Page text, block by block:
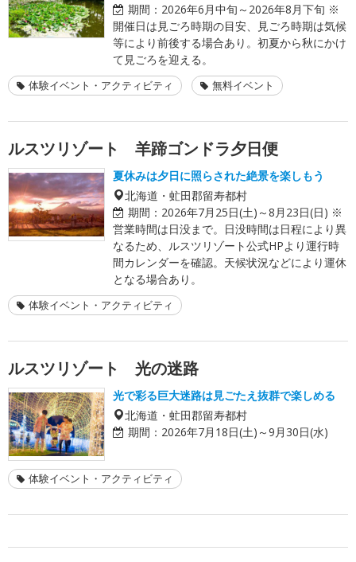
期間： 2026年6月中旬～2026年8月下旬 ※
開催日は見ごろ時期の目安、見ごろ時期は気候
等により前後する場合あり。初夏から秋にかけ
て見ごろを迎える。
体験イベント・アクティビティ 無料イベント
ルスツリゾート 羊蹄ゴンドラ夕日便
夏休みは夕日に照らされた絶景を楽しもう
北海道・虻田郡留寿都村
期間： 2026年7月25日(土)～8月23日(日) ※
営業時間は日没まで。日没時間は日程により異
なるため、ルスツリゾート公式HPより運行時
間カレンダーを確認。天候状況などにより運休
となる場合あり。
体験イベント・アクティビティ
ルスツリゾート 光の迷路
光で彩る巨大迷路は見ごたえ抜群で楽しめる
北海道・虻田郡留寿都村
期間： 2026年7月18日(土)～9月30日(水)
体験イベント・アクティビティ